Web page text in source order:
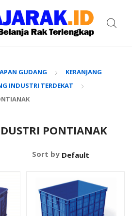
GUDANG
KERANJANG
INDUSTRI TERDEKAT
PONTIANAK
Sort by